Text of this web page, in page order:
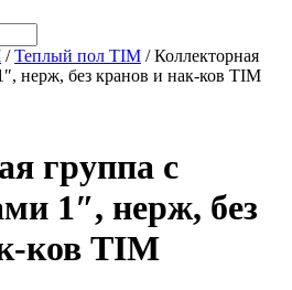
/Теплый пол TIM / Коллекторная
нерж, без кранов и нак-ков TIM
группа с
1″, нерж, без
ков TIM